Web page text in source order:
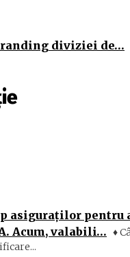
diviziei de…
asiguraţilor pentru
Acum, valabili… ♦